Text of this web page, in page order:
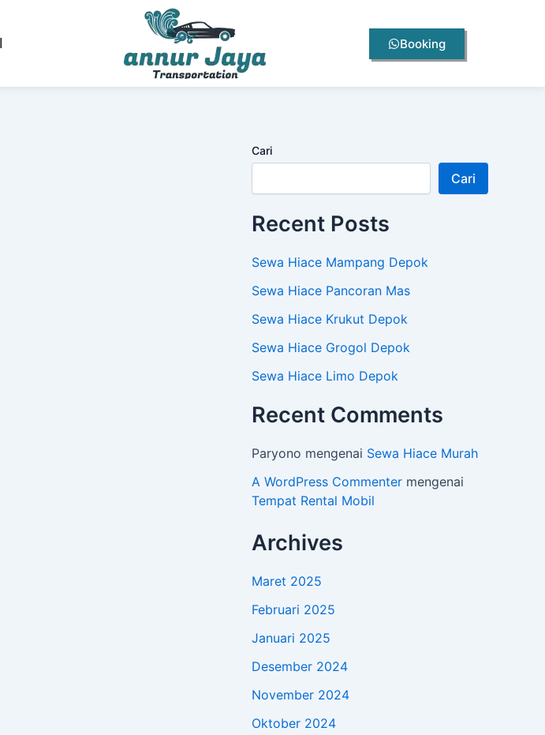
Booking
Cari
Cari
Recent Posts
Sewa Hiace Mampang Depok
Sewa Hiace Pancoran Mas
Sewa Hiace Krukut Depok
Sewa Hiace Grogol Depok
Sewa Hiace Limo Depok
Recent Comments
Paryono mengenai Sewa Hiace Murah
A WordPress Commenter mengenai
Tempat Rental Mobil
Archives
Maret 2025
Februari 2025
Januari 2025
Desember 2024
November 2024
Oktober 2024